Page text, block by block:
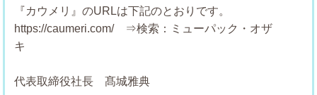
『カウメリ』のURLは下記のとおりです。
https://caumeri.com/ ⇒検索：ミューパック・オザ
代表取締役社長 髙城雅典